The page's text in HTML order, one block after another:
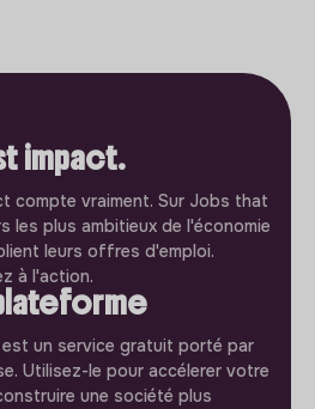
impact.
compte vraiment. Sur Jobs that
les plus ambitieux de l'économie
leurs offres d'emploi.
à l'action.
un service gratuit porté par
Utilisez-le pour accélerer votre
une société plus